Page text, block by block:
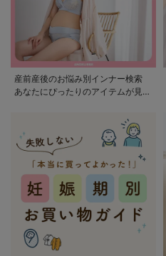
産前産後のお悩み別インナー検索
あなたにぴったりのアイテムが見つ